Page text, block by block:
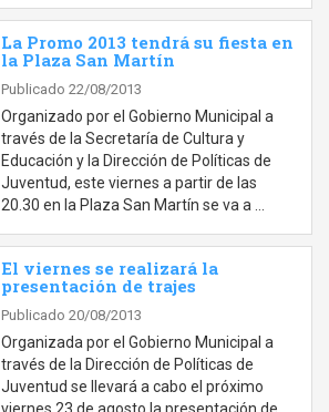
La Promo 2013 tendrá su fiesta en
la Plaza San Martín
Publicado 22/08/2013
Organizado por el Gobierno Municipal a
través de la Secretaría de Cultura y
Educación y la Dirección de Políticas de
Juventud, este viernes a partir de las
20.30 en la Plaza San Martín se va a …
El viernes se realizará la
presentación de trajes
Publicado 20/08/2013
Organizada por el Gobierno Municipal a
través de la Dirección de Políticas de
Juventud se llevará a cabo el próximo